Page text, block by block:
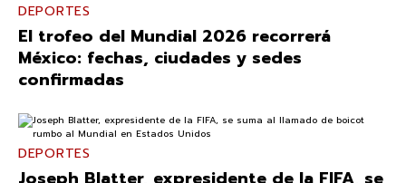
DEPORTES
El trofeo del Mundial 2026 recorrerá
México: fechas, ciudades y sedes
confirmadas
DEPORTES